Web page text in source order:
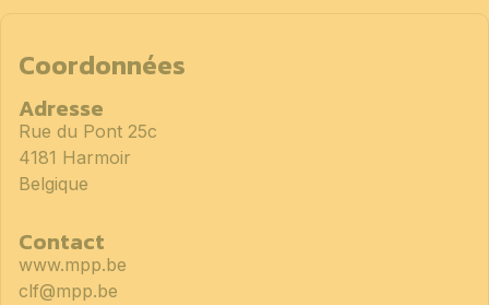
Coordonnées
Adresse
Rue du Pont 25c
4181 Harmoir
Belgique
Contact
www.mpp.be
clf@mpp.be